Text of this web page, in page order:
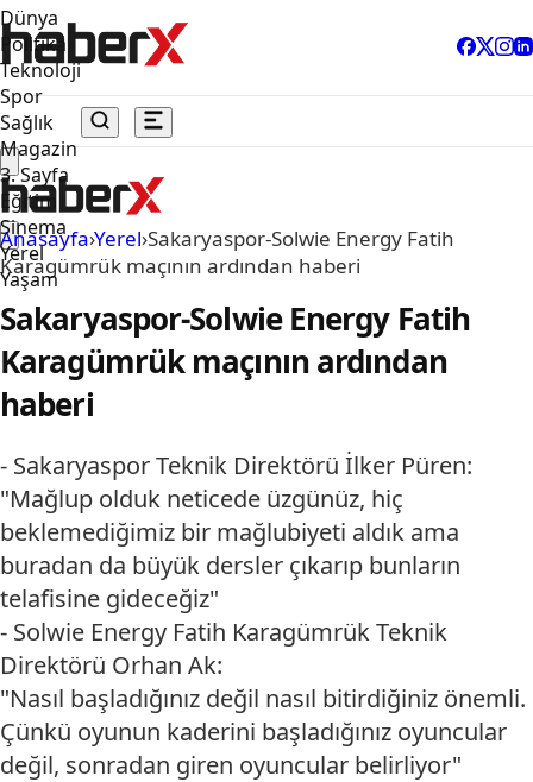
Dünya
Politika
Teknoloji
Spor
Sağlık
Magazin
3. Sayfa
Eğitim
Sinema
Yerel
Yaşam
Anasayfa›Yerel›Sakaryaspor-Solwie Energy Fatih
Karagümrük maçının ardından haberi
Sakaryaspor-Solwie Energy Fatih
Karagümrük maçının ardından
haberi
- ⁠Sakaryaspor Teknik Direktörü İlker Püren:
"Mağlup olduk neticede üzgünüz, hiç
beklemediğimiz bir mağlubiyeti aldık ama
buradan da büyük dersler çıkarıp bunların
telafisine gideceğiz"
- Solwie Energy Fatih Karagümrük Teknik
Direktörü Orhan Ak:
"Nasıl başladığınız değil nasıl bitirdiğiniz önemli.
Çünkü oyunun kaderini başladığınız oyuncular
değil, sonradan giren oyuncular belirliyor"